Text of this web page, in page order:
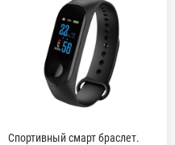
Спортивный смарт браслет.